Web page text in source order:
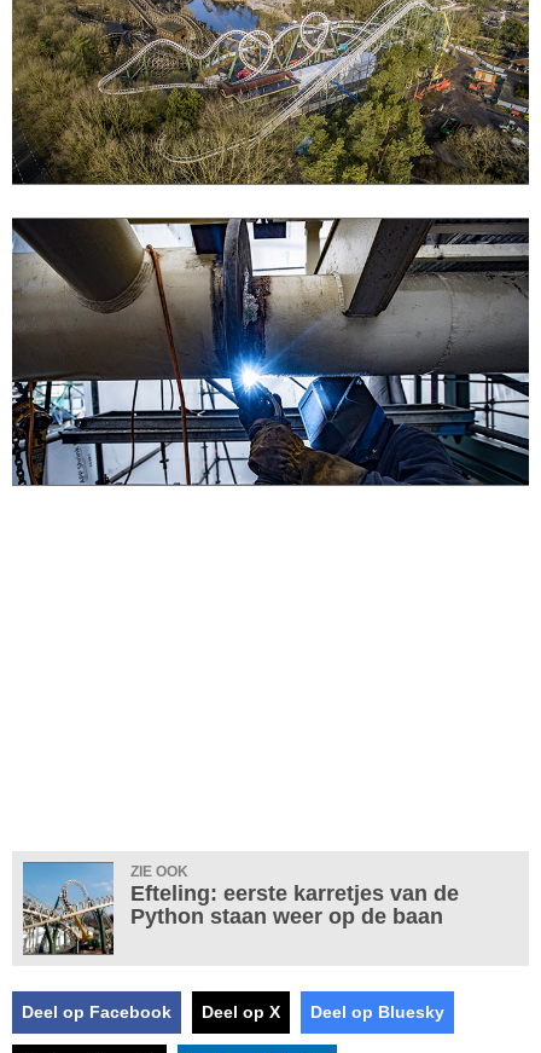
ZIE OOK
Efteling: eerste karretjes van de
Python staan weer op de baan
Deel op Facebook Deel op X Deel op Bluesky